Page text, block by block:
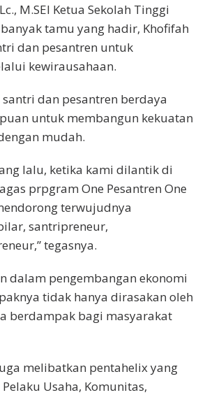
M.SEI Ketua Sekolah Tinggi
tamu yang hadir, Khofifah
dan pesantren untuk
kewirausahaan.
dan pesantren berdaya
untuk membangun kekuatan
mudah.
lalu, ketika kami dilantik di
prpgram One Pesantren One
terwujudnya
santripreneur,
tegasnya.
dalam pengembangan ekonomi
tidak hanya dirasakan oleh
berdampak bagi masyarakat
melibatkan pentahelix yang
Usaha, Komunitas,